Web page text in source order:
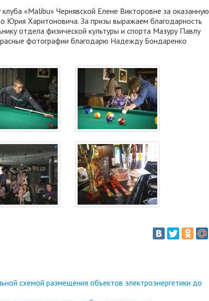
«Malibu» Чернявской Елене Викторовне за оказанную
Юрия Харитоновича. За призы выражаем благодарность
отдела физической культуры и спорта Мазуру Павлу
фотографии благодарю Надежду Бондаренко
схемой размещения объектов электроэнергетики до